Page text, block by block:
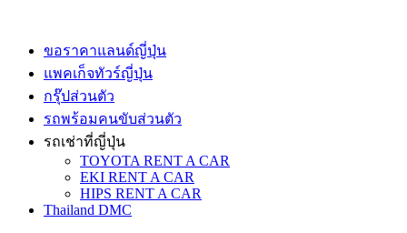
ขอราคาแลนด์ญี่ปุ่น
แพคเก็จทัวร์ญี่ปุ่น
กรุ๊ปส่วนตัว
รถพร้อมคนขับส่วนตัว
รถเช่าที่ญี่ปุ่น
TOYOTA RENT A CAR
EKI RENT A CAR
HIPS RENT A CAR
Thailand DMC